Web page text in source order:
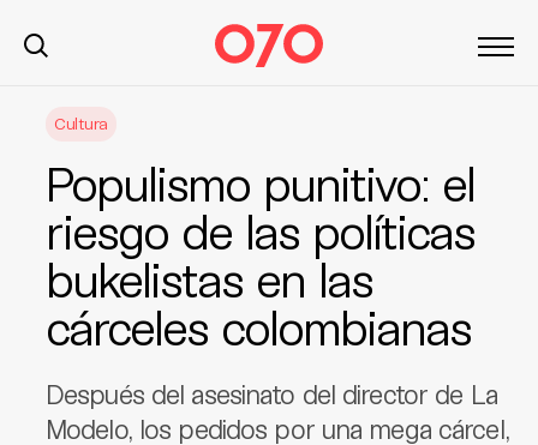
Cultura
Populismo punitivo: el
riesgo de las políticas
bukelistas en las
cárceles colombianas
Después del asesinato del director de La
Modelo, los pedidos por una mega cárcel,